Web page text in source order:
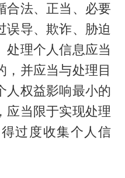
合法、正当、必要
误导、欺诈、胁迫
处理个人信息应当
，并应当与处理目
人权益影响最小的
应当限于实现处理
过度收集个人信